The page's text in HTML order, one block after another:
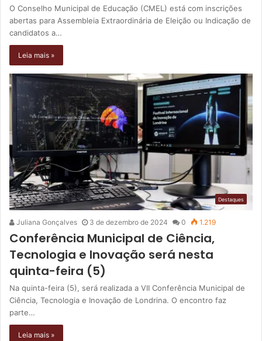
O Conselho Municipal de Educação (CMEL) está com inscrições
abertas para Assembleia Extraordinária de Eleição ou Indicação de
candidatos a…
Leia mais »
Destaques
Juliana Gonçalves 3 de dezembro de 2024 0 1.219
Conferência Municipal de Ciência,
Tecnologia e Inovação será nesta
quinta-feira (5)
Na quinta-feira (5), será realizada a VII Conferência Municipal de
Ciência, Tecnologia e Inovação de Londrina. O encontro faz
parte…
Leia mais »